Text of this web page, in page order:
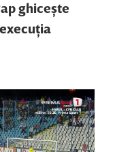
ghiceşte